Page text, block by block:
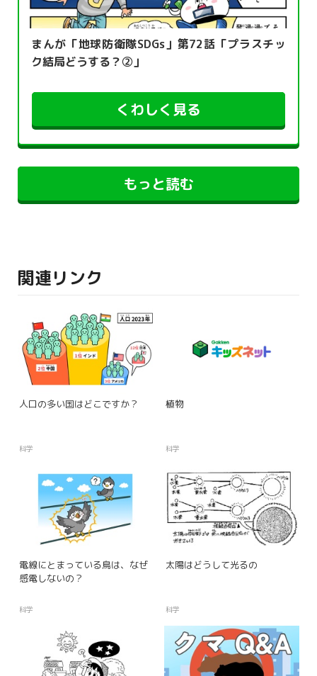
まんが「地球防衛隊SDGs」第72話「プラスチッ
ク結局どうする？②」
くわしく見る
もっと読む
関連リンク
人口の多い国はどこですか？
科学
植物
科学
電線にとまっている鳥は、なぜ
感電しないの？
科学
太陽はどうして光るの
科学